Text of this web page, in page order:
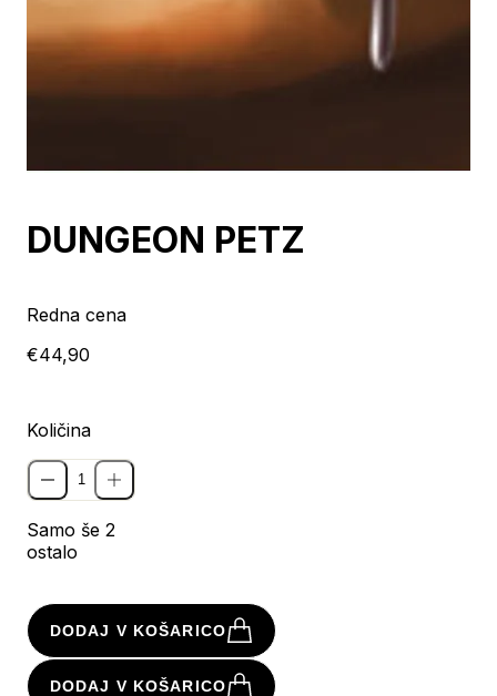
DUNGEON PETZ
Redna cena
€44,90
Količina
Samo še 2
ostalo
DODAJ V KOŠARICO
DODAJ V KOŠARICO